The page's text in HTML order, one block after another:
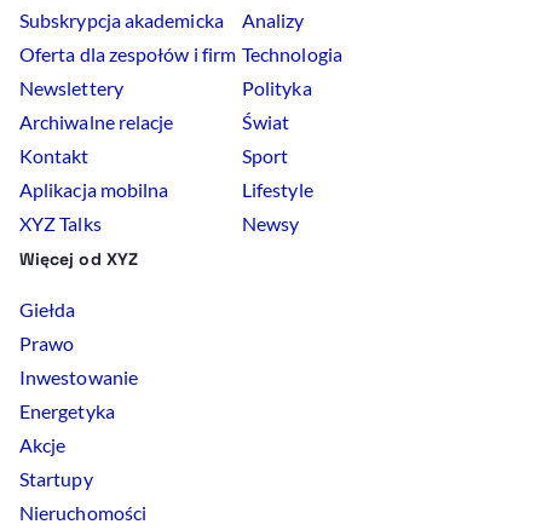
Subskrypcja akademicka
Oferta dla zespołów i firm
Newslettery
Archiwalne relacje
Kontakt
Aplikacja mobilna
XYZ Talks
Analizy
Technologia
Polityka
Świat
Sport
Lifestyle
Newsy
Więcej od XYZ
Giełda
Prawo
Inwestowanie
Energetyka
Akcje
Startupy
Nieruchomości